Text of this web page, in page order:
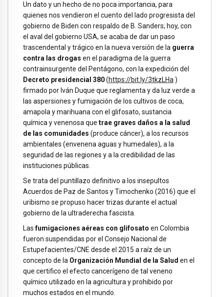
Un dato y un hecho de no poca importancia, para
quienes nos vendieron el cuento del lado progresista del
gobierno de Biden con respaldo de B. Sanders; hoy, con
el aval del gobierno USA, se acaba de dar un paso
trascendental y trágico en la nueva versión de la guerra
contra las drogas en el paradigma de la guerra
contrainsurgente del Pentágono, con la expedición del
Decreto presidencial 380(https://bit.ly/3tkzLHa )
firmado por Iván Duque que reglamenta y da luz verde a
las aspersiones y fumigación de los cultivos de coca,
amapola y marihuana con el glifosato, sustancia
química y venenosa que trae graves daños a la salud
de las comunidades (produce cáncer), a los recursos
ambientales (envenena aguas y humedales), a la
seguridad de las regiones y a la credibilidad de las
instituciones públicas.
Se trata del puntillazo definitivo a los insepultos
Acuerdos de Paz de Santos y Timochenko (2016) que el
uribismo se propuso hacer trizas durante el actual
gobierno de la ultraderecha fascista.
Lasfumigaciones aéreas con glifosato en Colombia
fueron suspendidas por el Consejo Nacional de
Estupefacientes/CNE desde el 2015 a raíz de un
concepto de la Organización Mundial de la Salud en el
que certifico el efecto cancerígeno de tal veneno
químico utilizado en la agricultura y prohibido por
muchos estados en el mundo.